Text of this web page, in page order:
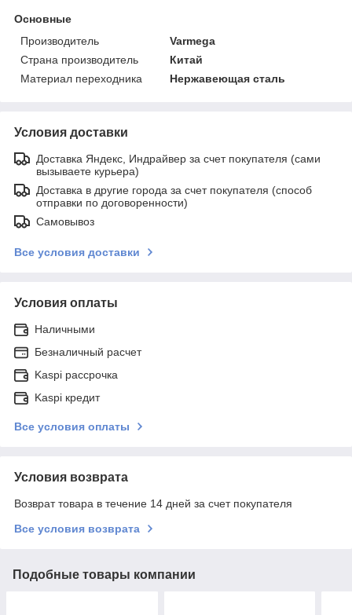
Основные
Производитель
Varmega
Страна производитель
Китай
Материал переходника
Нержавеющая сталь
Условия доставки
Доставка Яндекс, Индрайвер за счет покупателя (сами
вызываете курьера)
Доставка в другие города за счет покупателя (способ
отправки по договоренности)
Самовывоз
Все условия доставки
Условия оплаты
Наличными
Безналичный расчет
Kaspi рассрочка
Kaspi кредит
Все условия оплаты
Условия возврата
Возврат товара в течение 14 дней за счет покупателя
Все условия возврата
Подобные товары компании